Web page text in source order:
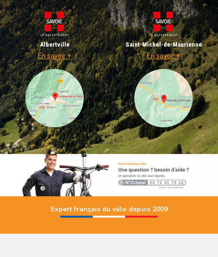
Albertville
En savoir +
Saint-Michel-de-Maurienne
En savoir +
Expert français du vélo depuis 2009